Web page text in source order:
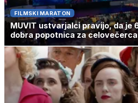
FILMSKI MARATON
MUVIT ustvarjalci pravijo, da je
dobra popotnica za celovečerca